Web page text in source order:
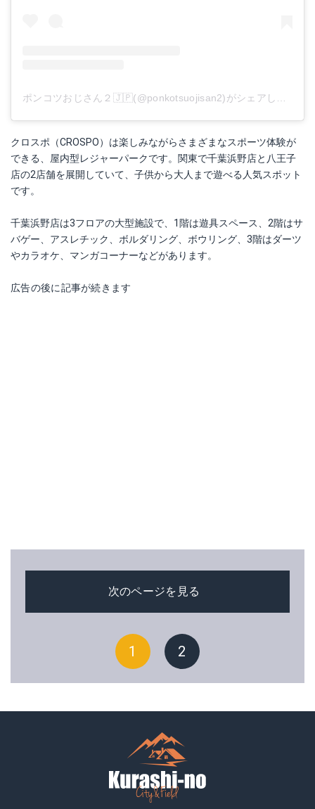
クロスポ（CROSPO）は楽しみながらさまざまなスポーツ体験が
できる、屋内型レジャーパークです。関東で千葉浜野店と八王子
店の2店舗を展開していて、子供から大人まで遊べる人気スポット
です。
千葉浜野店は3フロアの大型施設で、1階は遊具スペース、2階はサ
バゲー、アスレチック、ボルダリング、ボウリング、3階はダーツ
やカラオケ、マンガコーナーなどがあります。
広告の後に記事が続きます
次のページを見る
1 2